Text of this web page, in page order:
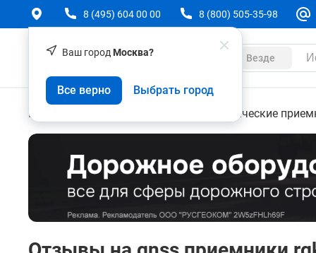
Ваш город Москва?
Все верно Выбрать город
8 (495) 604 00 00 8 (800) 505-35-98
Везде
Геодезическое оборудование Геодезические